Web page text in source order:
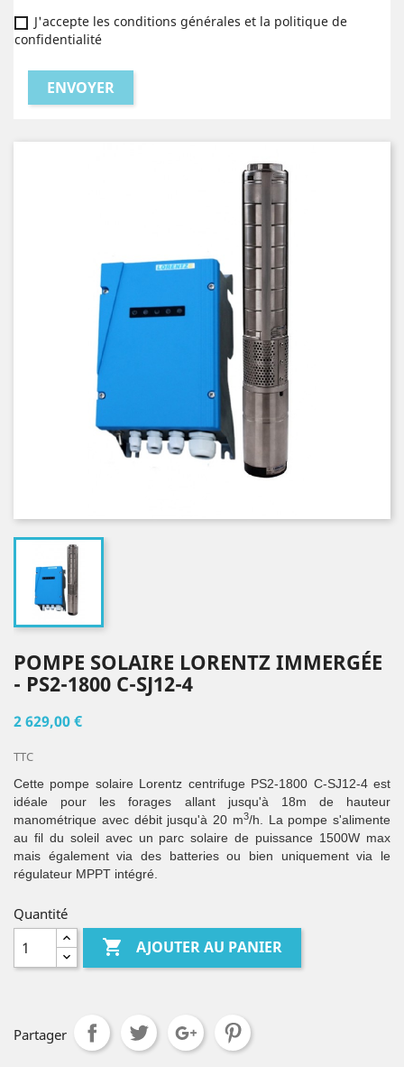
J'accepte les conditions générales et la politique de
confidentialité
POMPE SOLAIRE LORENTZ IMMERGÉE
- PS2-1800 C-SJ12-4
2 629,00 €
TTC
Cette pompe solaire Lorentz centrifuge PS2-1800 C-SJ12-4 est
idéale pour les forages allant jusqu'à 18m de hauteur
manométrique avec débit jusqu'à 20 m3/h. La pompe s'alimente
au fil du soleil avec un parc solaire de puissance 1500W max
mais également via des batteries ou bien uniquement via le
régulateur MPPT intégré.
Quantité
 AJOUTER AU PANIER
Partager